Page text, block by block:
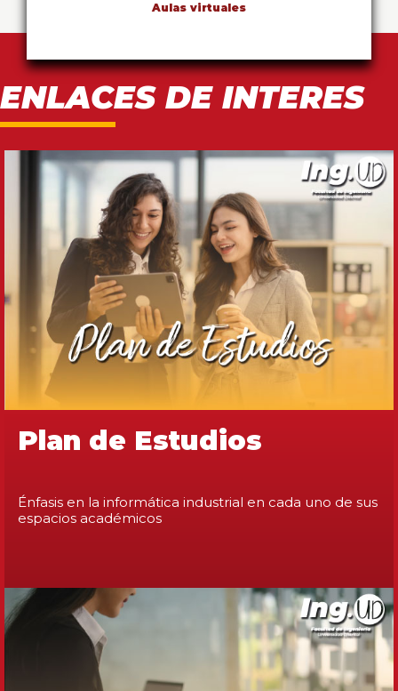
Aulas virtuales
Enlaces de interes
Plan de Estudios
Énfasis en la informática industrial en cada uno de sus
espacios académicos